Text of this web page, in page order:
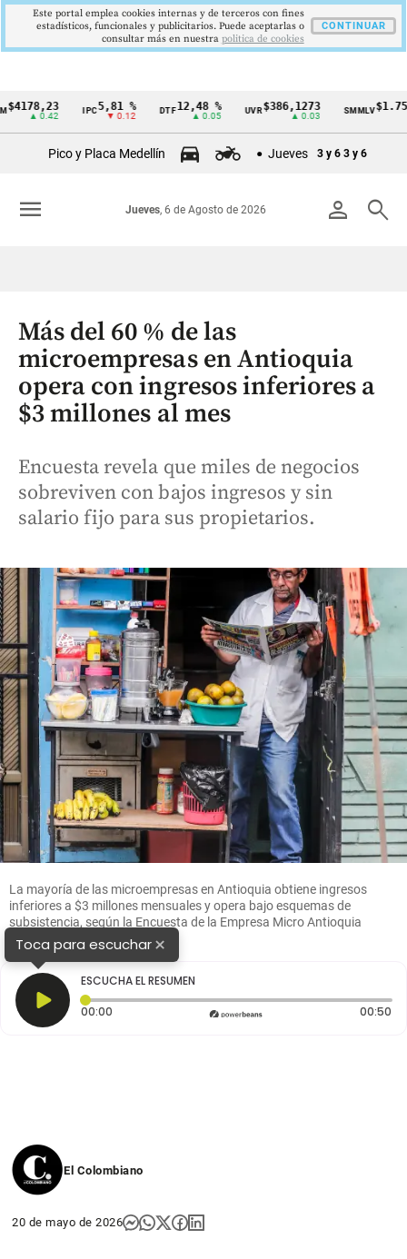
Cintillo
Colombia
0.42
IPC 5,81 %
▼ 0.12
DTF 12,48 %
▲ 0.05
UVR $386,1273
▲ 0.03
SMMLV
Pico y Placa Medellín Jueves 3 y 6 3 y 6
person search
Jueves, 6 de Agosto de 2026
menu
Más del 60 % de las
microempresas en Antioquia
opera con ingresos inferiores a
$3 millones al mes
Encuesta revela que miles de negocios
sobreviven con bajos ingresos y sin
salario fijo para sus propietarios.
La mayoría de las microempresas en Antioquia obtiene ingresos
inferiores a $3 millones mensuales y opera bajo esquemas de
subsistencia, según la Encuesta de la Empresa Micro Antioquia
2026. FOTO EL COLOMBIANO
Toca para escuchar×
ESCUCHA EL RESUMEN
00:00 Tiempo transcurrido: 0 segundos 00:50
El Colombiano
20 de mayo de 2026
Este portal emplea cookies internas y de terceros con fines
estadísticos, funcionales y publicitarios. Puede aceptarlas o
consultar más en nuestra politica de cookies
CONTINUAR